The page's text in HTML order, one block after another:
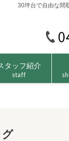
30坪台で自由な間
タッフ紹介
staff